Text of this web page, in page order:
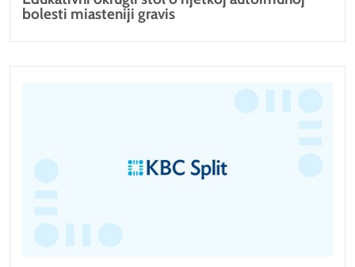
bolesti miasteniji gravis